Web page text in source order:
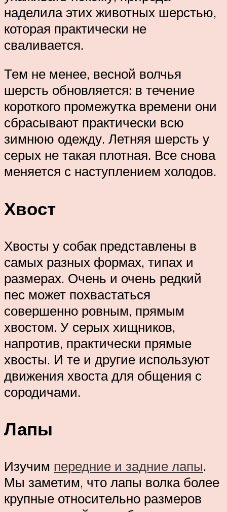
наделила этих животных шерстью,
которая практически не
сваливается.
Тем не менее, весной волчья
шерсть обновляется: в течение
короткого промежутка времени они
сбрасывают практически всю
зимнюю одежду. Летняя шерсть у
серых не такая плотная. Все снова
меняется с наступлением холодов.
Хвост
Хвосты у собак представлены в
самых разных формах, типах и
размерах. Очень и очень редкий
пес может похвастаться
совершенно ровным, прямым
хвостом. У серых хищников,
напротив, практически прямые
хвосты. И те и другие используют
движения хвоста для общения с
сородичами.
Лапы
Изучим передние и задние лапы.
Мы заметим, что лапы волка более
крупные относительно размеров